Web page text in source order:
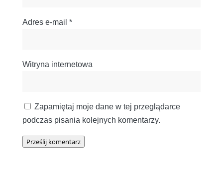
Adres e-mail *
Witryna internetowa
Zapamiętaj moje dane w tej przeglądarce
podczas pisania kolejnych komentarzy.
Prześlij komentarz